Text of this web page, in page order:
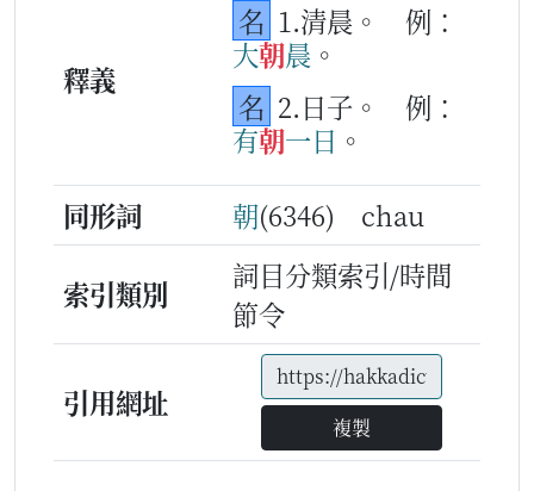
釋義
名 1.清晨。
例：
大朝晨 。
名 2.日子。
例：
有朝一日 。
同形詞
朝(6346) chau
索引類別
詞目分類索引/時間
節令
引用網址
複製